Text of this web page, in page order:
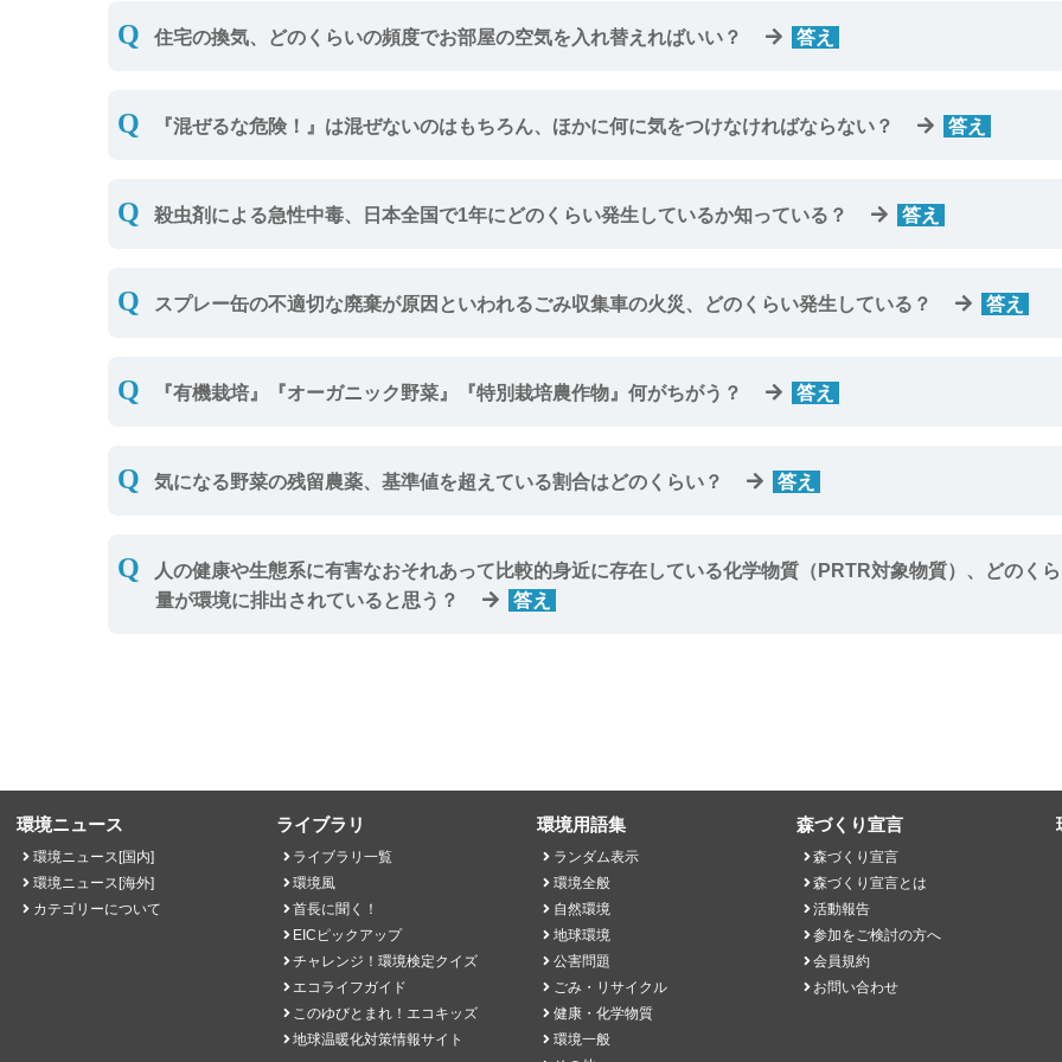
住宅の換気、どのくらいの頻度でお部屋の空気を入れ替えればいい？ 答え
す！
『混ぜるな危険！』は混ぜないのはもちろん、ほかに何に気をつけなければならない？ 答え
殺虫剤による急性中毒、日本全国で1年にどのくらい発生しているか知っている？ 答え
1,775件に上ります
スプレー缶の不適切な廃棄が原因といわれるごみ収集車の火災、どのくらい発生している？ 答え
予想されています
『有機栽培』『オーガニック野菜』『特別栽培農作物』何がちがう？ 答え
気になる野菜の残留農薬、基準値を超えている割合はどのくらい？ 答え
【解説】ケミカル‐ケアな正しい食べ方、調理の仕方
人の健康や生態系に有害なおそれあって比較的身近に存在している化学物質（PRTR対象物質）、どのく
量が環境に排出されていると思う？
答え
環境ニュース
環境ニュース[国内]
環境ニュース[海外]
カテゴリーについて
ライブラリ
ライブラリ一覧
環境風
首長に聞く！
EICピックアップ
チャレンジ！環境検定クイズ
エコライフガイド
このゆびとまれ！エコキッズ
地球温暖化対策情報サイト
環境用語集
ランダム表示
環境全般
自然環境
地球環境
公害問題
ごみ・リサイクル
健康・化学物質
環境一般
森づくり宣言
森づくり宣言
森づくり宣言とは
活動報告
参加をご検討の方へ
会員規約
お問い合わせ